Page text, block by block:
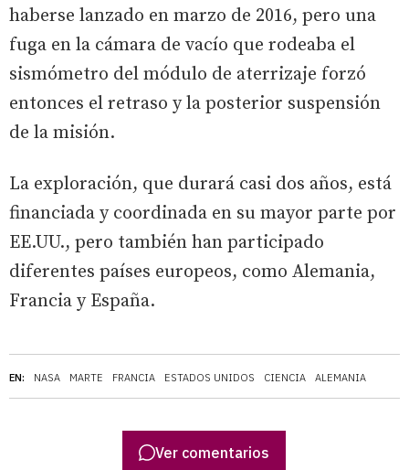
EN: NASA MARTE FRANCIA ESTADOS UNIDOS CIENCIA ALEMANIA
haberse lanzado en marzo de 2016, pero una
fuga en la cámara de vacío que rodeaba el
sismómetro del módulo de aterrizaje forzó
entonces el retraso y la posterior suspensión
de la misión.
La exploración, que durará casi dos años, está
financiada y coordinada en su mayor parte por
EE.UU., pero también han participado
diferentes países europeos, como Alemania,
Francia y España.
Ver comentarios